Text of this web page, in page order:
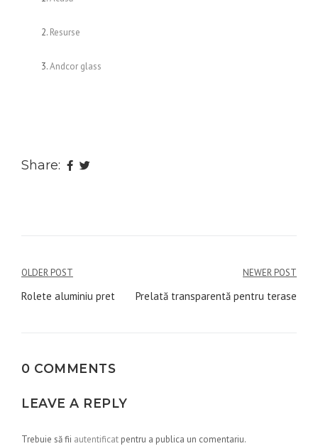
Resurse
Andcor glass
Share:
Navigare
în
OLDER POST
Rolete aluminiu pret
NEWER POST
Prelată transparentă pentru terase
0 COMMENTS
LEAVE A REPLY
Trebuie să fii autentificat pentru a publica un comentariu.